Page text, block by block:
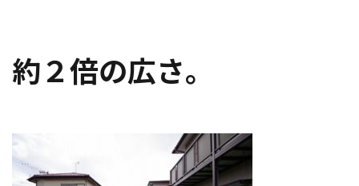
約２倍の広さ。